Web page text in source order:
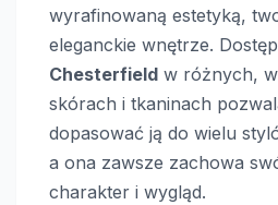
wyrafinowaną estetyką,
eleganckie wnętrze.
Chesterfield w różnych,
skórach i tkaninach
dopasować ją do wielu
a ona zawsze zachowa
charakter i wygląd.